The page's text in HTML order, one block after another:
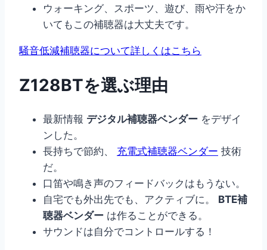
ウォーキング、スポーツ、遊び、雨や汗をか
いてもこの補聴器は大丈夫です。
騒音低減補聴器について詳しくはこちら
Z128BTを選ぶ理由
最新情報 デジタル補聴器ベンダー をデザイ
ンした。
長持ちで節約、 充電式補聴器ベンダー 技術
だ。
口笛や鳴き声のフィードバックはもうない。
自宅でも外出先でも、アクティブに。 BTE補
聴器ベンダー は作ることができる。
サウンドは自分でコントロールする！